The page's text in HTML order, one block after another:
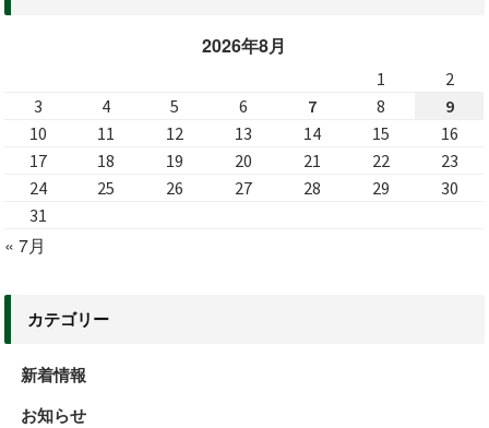
2026年8月
1
2
3
4 5 6 7 8
9
10
11 12 13 14 15
16
17
18 19 20 21 22
23
24
25 26 27 28 29
30
31
« 7月
カテゴリー
新着情報
お知らせ